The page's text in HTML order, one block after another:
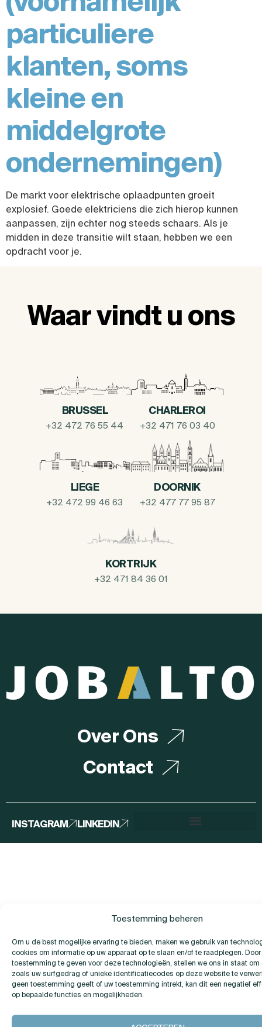
Toestemming beheren
Om u de best mogelijke ervaring te bieden, maken we gebruik van
cookies om informatie op uw apparaat op te slaan en/of te raadplegen. Door
toestemming te geven voor deze technologieën, stellen we ons in staat om
zoals uw surfgedrag of unieke identificatiecodes op deze website te
geen toestemming geeft of uw toestemming intrekt, kan dit een negatief
op bepaalde functies en mogelijkheden.
particuliere
klanten, soms
kleine en
middelgrote
ondernemingen)
De markt voor elektrische oplaadpunten groeit
explosief. Goede elektriciens die zich hierop kunnen
aanpassen, zijn echter nog steeds schaars. Als je
midden in deze transitie wilt staan, hebben we een
opdracht voor je.
Waar vindt u ons
BRUSSEL
+32 472 76 55 44
CHARLEROI
+32 471 76 03 40
LIEGE
+32 472 99 46 63
DOORNIK
+32 477 77 95 87
KORTRIJK
+32 471 84 36 01
Over Ons
Contact
INSTAGRAM LINKEDIN